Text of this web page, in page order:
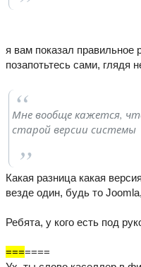
я вам показал
позапотьтесь сами, глядя
Мне вообще кажется,
старой версии системы
Какая разница какая
везде один, будь то
Ребята, у кого есть под
=======